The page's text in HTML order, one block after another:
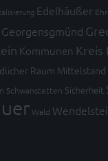
Edelhäußer
Georgensgmünd
Kommunen Kreis
Raum Mittelstand
Schwanstetten Sicherheit
Wald